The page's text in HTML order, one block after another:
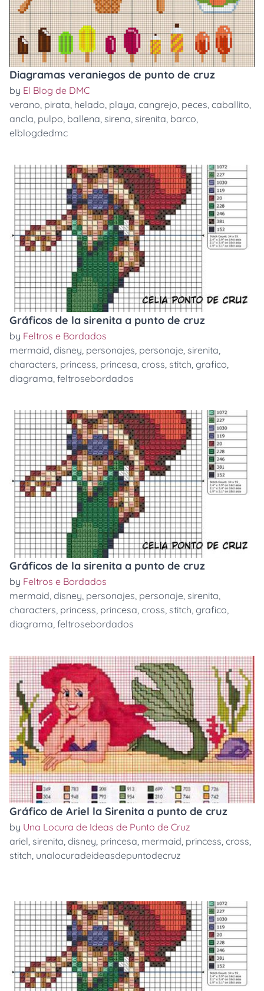
Diagramas veraniegos de punto de cruz
by El Blog de DMC
verano, pirata, helado, playa, cangrejo, peces, caballito,
ancla, pulpo, ballena, sirena, sirenita, barco,
elblogdedmc
Gráficos de la sirenita a punto de cruz
by Feltros e Bordados
mermaid, disney, personajes, personaje, sirenita,
characters, princess, princesa, cross, stitch, grafico,
diagrama, feltrosebordados
Gráficos de la sirenita a punto de cruz
by Feltros e Bordados
mermaid, disney, personajes, personaje, sirenita,
characters, princess, princesa, cross, stitch, grafico,
diagrama, feltrosebordados
Gráfico de Ariel la Sirenita a punto de cruz
by Una Locura de Ideas de Punto de Cruz
ariel, sirenita, disney, princesa, mermaid, princess, cross,
stitch, unalocuradeideasdepuntodecruz